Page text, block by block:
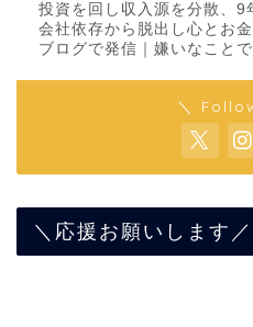
投資を回し収入源を分散、
会社依存から脱出し心とお
ブログで発信｜嫌いなこと
＼
＼応援お願いします／